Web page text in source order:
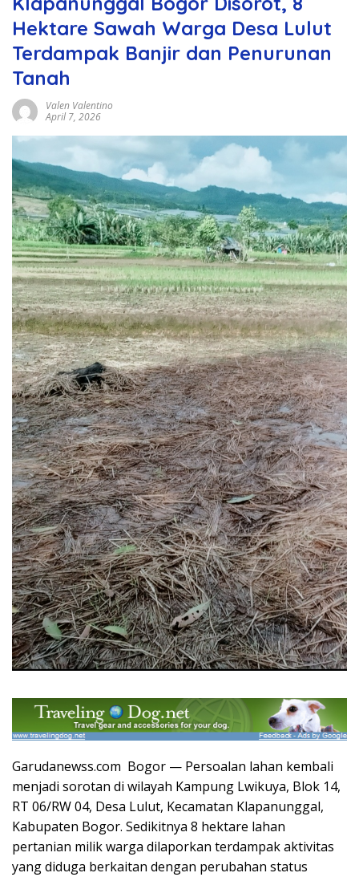
Hektare Sawah Warga Desa Lulut
Terdampak Banjir dan Penurunan
Tanah
Valen Valentino
April 7, 2026
Garudanewss.com Bogor — Persoalan lahan kembali
menjadi sorotan di wilayah Kampung Lwikuya, Blok 14,
RT 06/RW 04, Desa Lulut, Kecamatan Klapanunggal,
Kabupaten Bogor. Sedikitnya 8 hektare lahan
pertanian milik warga dilaporkan terdampak aktivitas
yang diduga berkaitan dengan perubahan status